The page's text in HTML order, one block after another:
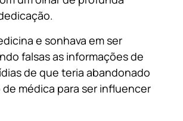
e sonhava em ser
falsas as informações de
de que teria abandonado
médica para ser influencer